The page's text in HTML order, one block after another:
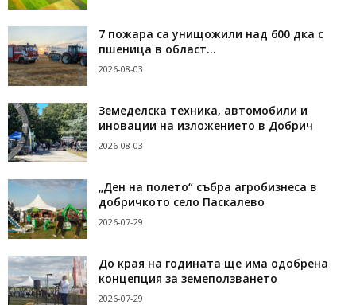
7 пожара са унищожили над 600 дка с
пшеница в област...
2026-08-03
Земеделска техника, автомобили и
иновации на изложението в Добрич
2026-08-03
„Ден на полето“ събра агробизнеса в
добричкото село Паскалево
2026-07-29
До края на годината ще има одобрена
концепция за земеползването
2026-07-29